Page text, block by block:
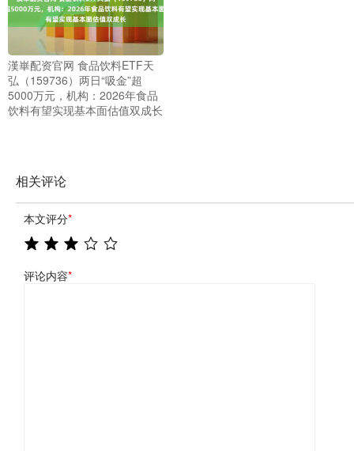
漢崋配资官网 食品饮料ETF天
弘（159736）两日“吸金”超
5000万元，机构：2026年食品
饮料有望实现基本面估值双成长
相关评论
本文评分*
评论内容*